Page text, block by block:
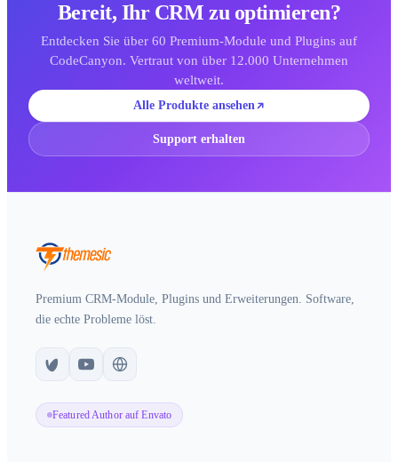
Bereit, Ihr CRM zu optimieren?
Entdecken Sie über 60 Premium-Module und Plugins auf
CodeCanyon. Vertraut von über 12.000 Unternehmen
weltweit.
Alle Produkte ansehen
Support erhalten
Premium CRM-Module, Plugins und Erweiterungen. Software,
die echte Probleme löst.
Featured Author auf Envato